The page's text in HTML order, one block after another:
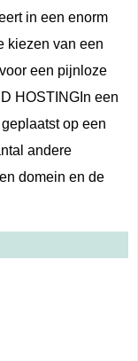
in een enorm
kiezen van een
een pijnloze
HOSTINGIn een
op een
andere
domein en de